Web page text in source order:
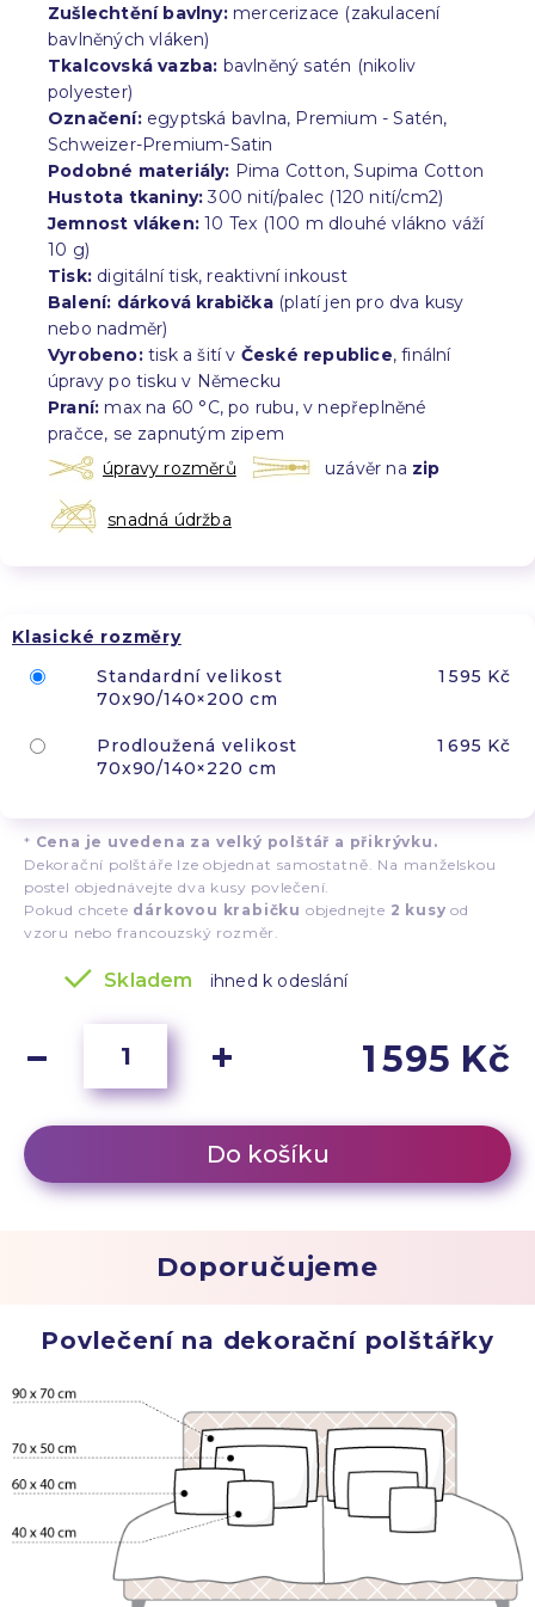
Zušlechtění bavlny:mercerizace (zakulacení
bavlněných vláken)
Tkalcovská vazba: bavlněný satén (nikoliv
polyester)
Označení:egyptská bavlna, Premium - Satén,
Schweizer-Premium-Satin
Podobné materiály: Pima Cotton, Supima Cotton
Hustota tkaniny:300 nití/palec (120 nití/cm2)
Jemnost vláken: 10 Tex (100 m dlouhé vlákno váží
10 g)
Tisk: digitální tisk, reaktivní inkoust
Balení: dárková krabička(platí jen pro dva kusy
nebo nadměr)
Vyrobeno:tisk a šití v České republice, finální
úpravy po tisku v Německu
Praní: max na 60 °C, po rubu, v nepřeplněné
pračce, se zapnutým zipem
úpravy rozměrů
uzávěr na zip
snadná údržba
Klasické rozměry
Standardní velikost
70x90/140×200 cm
1 595 Kč
Prodloužená velikost
70x90/140×220 cm
1 695 Kč
* Cena je uvedena za velký polštář a přikrývku.
Dekorační polštáře lze objednat samostatně. Na manželskou
postel objednávejte dva kusy povlečení.
Pokud chcete dárkovou krabičku objednejte 2 kusy od
vzoru nebo francouzský rozměr.
Skladem ihned k odeslání
1 595 Kč
Do košíku
Doporučujeme
Povlečení na dekorační polštářky